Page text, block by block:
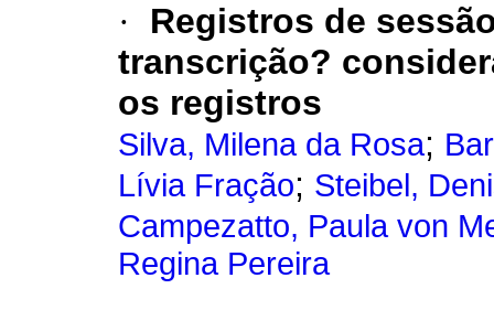
·
Registros de
transcrição?
os registros
Silva, Milena da Rosa;
Lívia Fração; Steibel,
Campezatto, Paula von
Regina Pereira